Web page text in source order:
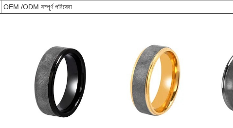
OEM /ODM সম্পূর্ণ পরিষেবা